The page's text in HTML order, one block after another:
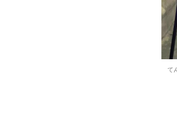
て